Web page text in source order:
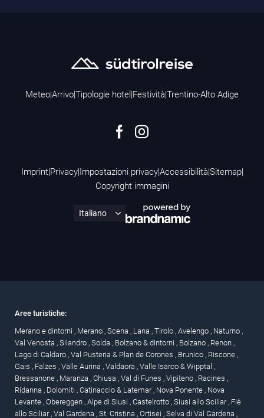
Meteo|Arrivo|Tipologie hotel |Festività|Trentino-Alto Adige
Imprint|Privacy|Impostazioni privacy|Accessibilità|Sitemap|
Copyright immagini
Aree turistiche:
Merano e dintorni , Merano , Scena , Lana , Tirolo , Avelengo , Naturno ,
Val Venosta , Silandro , Solda , Bolzano & dintorni , Bolzano , Renon ,
Lago di Caldaro , Val Pusteria & Plan de Corones , Brunico , Riscone ,
Gais , Falzes , Valle Aurina , Valdaora , Valle Isarco & Wipptal ,
Bressanone , Maranza , Chiusa , Val di Funes , Vipiteno , Racines ,
Ridanna , Dolomiti , Catinaccio & Latemar , Nova Ponente , Nova
Levante , Obereggen , Alpe di Siusi , Castelrotto , Siusi allo Sciliar , Fiè
allo Sciliar , Val Gardena , St. Cristina , Ortisei , Selva di Val Gardena ,